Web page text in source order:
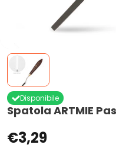
Spatola ARTMIE
Disponibile
€3,29